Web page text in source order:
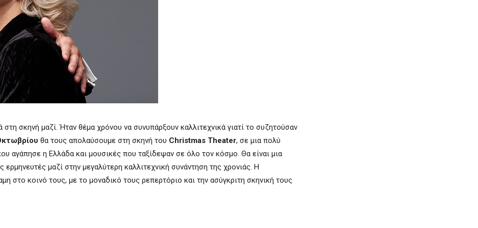
σκηνή μαζί. Ήταν θέμα χρόνου να συνυπάρξουν καλλιτεχνικά γιατί το συζητούσαν
θα τους απολαύσουμε στη σκηνή του Christmas Theater, σε μια πολύ
αγάπησε η Ελλάδα και μουσικές που ταξίδεψαν σε όλο τον κόσμο. Θα είναι μια
μαζί στην μεγαλύτερη καλλιτεχνική συνάντηση της χρονιάς. Η
στο κοινό τους, με το μοναδικό τους ρεπερτόριο και την ασύγκριτη σκηνική τους